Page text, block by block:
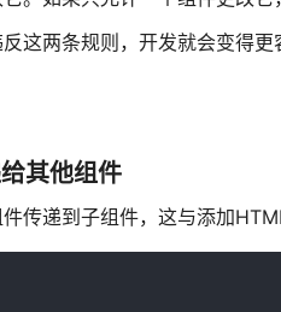
这两条规则，开发就会变得
其他组件
传递到子组件，这与添加